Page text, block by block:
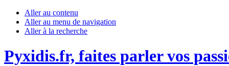
Aller au contenu
Aller au menu de navigation
Aller à la recherche
Pyxidis.fr, faites parler vos